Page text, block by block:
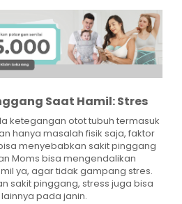
Saat Hamil: Stres
ketegangan otot tubuh termasuk
hanya masalah fisik saja, faktor
menyebabkan sakit pinggang
Moms bisa mengendalikan
ya, agar tidak gampang stres.
sakit pinggang, stress juga bisa
pada janin.